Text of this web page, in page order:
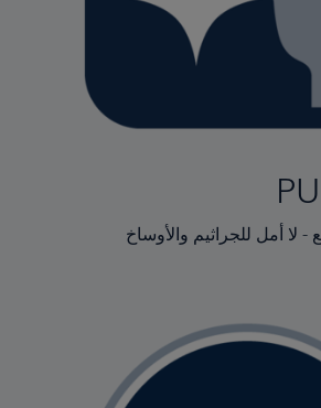
- لا أمل للجراثيم والأوساخ